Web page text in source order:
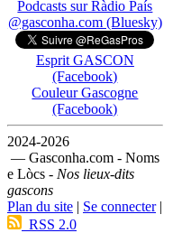
Podcasts sur Ràdio País
@gasconha.com (Bluesky)
Esprit GASCON
(Facebook)
Couleur Gascogne
(Facebook)
2024-2026
— Gasconha.com - Noms
e Lòcs - Nos lieux-dits
gascons
Plan du site | Se connecter|
RSS 2.0